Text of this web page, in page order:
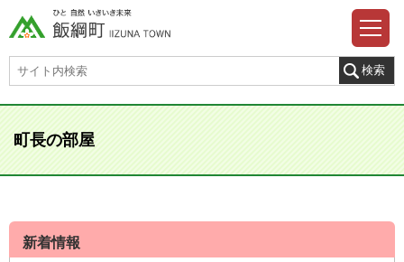
町長の部屋
新着情報